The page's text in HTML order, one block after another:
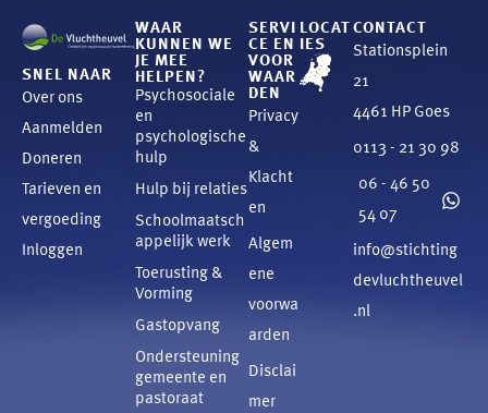
SNEL NAAR
Over ons
Aanmelden
Doneren
Tarieven en
vergoeding
Inloggen
WAAR
KUNNEN WE
JE MEE
HELPEN?
Psychosociale
en
psychologische
hulp
Hulp bij relaties
Schoolmaatsch
appelijk werk
Toerusting &
Vorming
Gastopvang
Ondersteuning
gemeente en
pastoraat
SERVI
CE EN
VOOR
WAAR
DEN
Privacy
&
Klacht
en
Algem
ene
voorwa
arden
Disclai
mer
LOCAT
IES
CONTACT
Stationsplein
21
4461 HP Goes
0113 - 21 30 98
06 - 46 50
54 07
info@stichting
devluchtheuvel
.nl